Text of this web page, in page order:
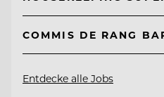
COMMIS DE RANG
Entdecke alle Jobs